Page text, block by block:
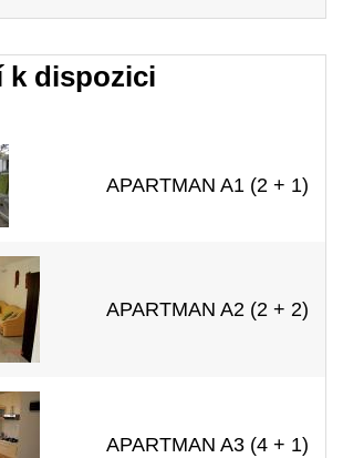
k dispozici
APARTMAN A1 (2 + 1)
APARTMAN A2 (2 + 2)
APARTMAN A3 (4 + 1)